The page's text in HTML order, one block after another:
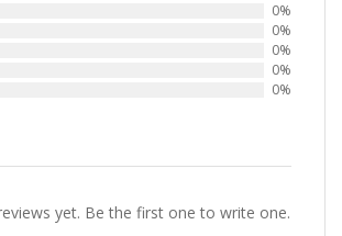
0%
0%
0%
0%
0%
yet. Be the first one to write one.